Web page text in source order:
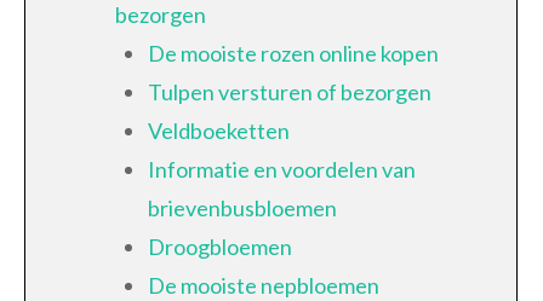
bezorgen
De mooiste rozen online kopen
Tulpen versturen of bezorgen
Veldboeketten
Informatie en voordelen van
brievenbusbloemen
Droogbloemen
De mooiste nepbloemen